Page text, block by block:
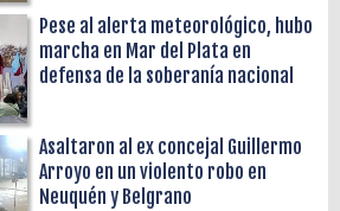
Pese al alerta meteorológico, hubo
marcha en Mar del Plata en
defensa de la soberanía nacional
Asaltaron al ex concejal Guillermo
Arroyo en un violento robo en
Neuquén y Belgrano